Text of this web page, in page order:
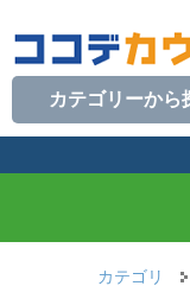
カテゴリーから
カテゴリ